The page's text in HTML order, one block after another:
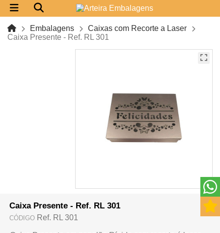
Embalagens
Caixas com Recorte a Laser
Caixa Presente - Ref. RL 301
Caixa Presente - Ref. RL 301
CÓDIGO Ref. RL 301